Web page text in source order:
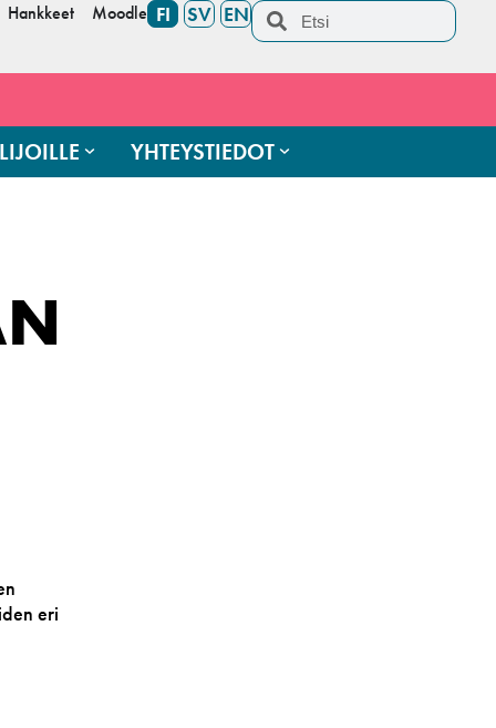
Hankkeet Moodle FI SV EN
YHTEYSTIEDOT
eri